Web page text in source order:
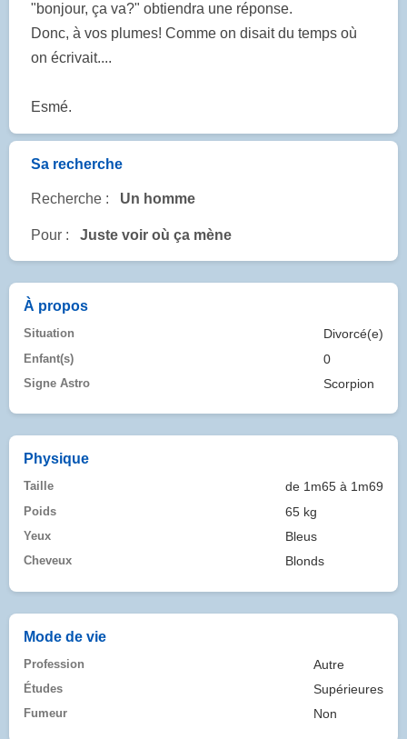
"bonjour, ça va?" obtiendra une réponse.
Donc, à vos plumes! Comme on disait du temps où
on écrivait....
Esmé.
Sa recherche
Recherche : Un homme
Pour : Juste voir où ça mène
À propos
Situation Divorcé(e)
Enfant(s) 0
Signe Astro Scorpion
Physique
Taille de 1m65 à 1m69
Poids 65 kg
Yeux Bleus
Cheveux Blonds
Mode de vie
Profession Autre
Études Supérieures
Fumeur Non